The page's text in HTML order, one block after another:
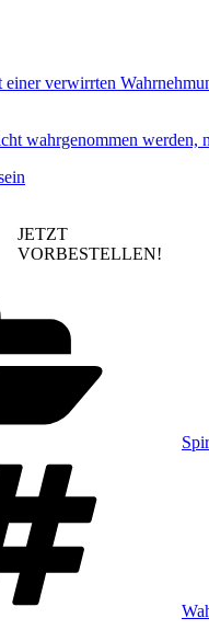
verwirrten
wahrgenommen werden,
JETZT
VORBESTELLEN!